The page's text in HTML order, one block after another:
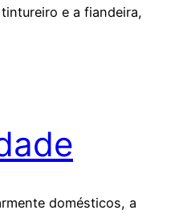
e a fiandeira,
domésticos, a